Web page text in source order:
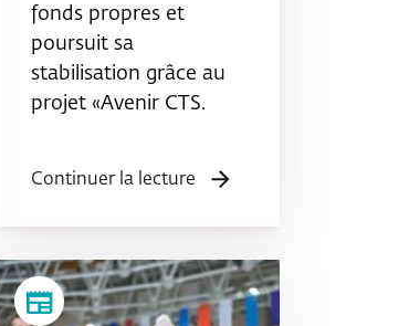
fonds propres et
poursuit sa
stabilisation grâce au
projet «Avenir CTS.
Continuer la lecture
newspaper